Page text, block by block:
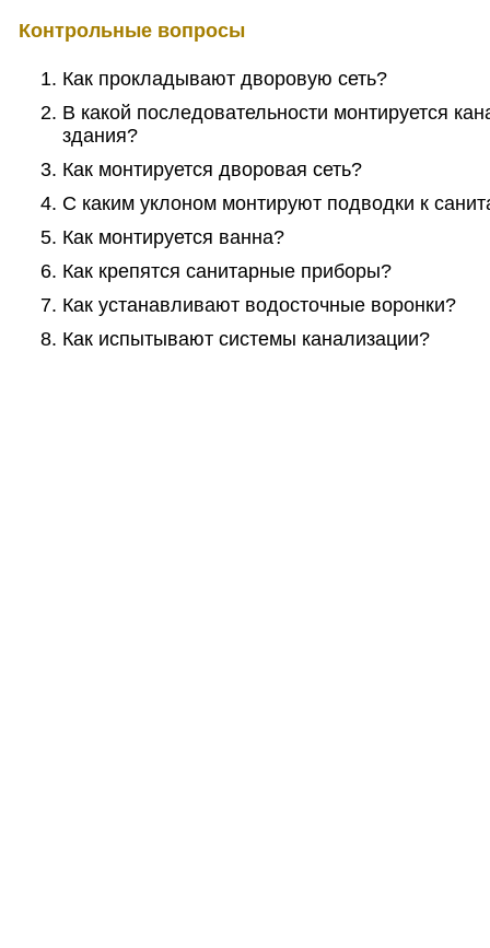
Контрольные вопросы
Как прокладывают дворовую сеть?
В какой последовательности монтируется
здания?
Как монтируется дворовая сеть?
С каким уклоном монтируют подводки к
Как монтируется ванна?
Как крепятся санитарные приборы?
Как устанавливают водосточные воронки?
Как испытывают системы канализации?